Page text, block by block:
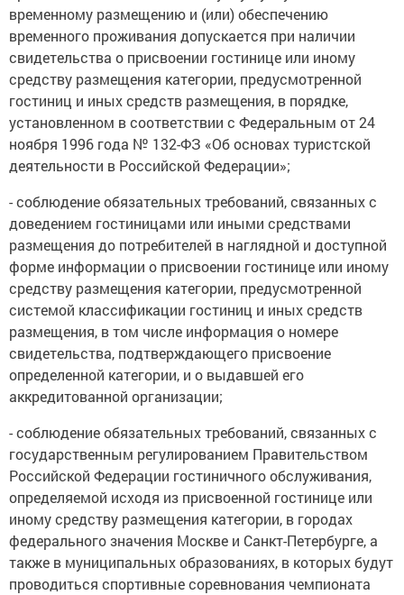
временному размещению и (или) обеспечению
временного проживания допускается при наличии
свидетельства о присвоении гостинице или иному
средству размещения категории, предусмотренной
гостиниц и иных средств размещения, в порядке,
установленном в соответствии с Федеральным от 24
ноября 1996 года № 132-ФЗ «Об основах туристской
деятельности в Российской Федерации»;
- соблюдение обязательных требований, связанных с
доведением гостиницами или иными средствами
размещения до потребителей в наглядной и доступной
форме информации о присвоении гостинице или иному
средству размещения категории, предусмотренной
системой классификации гостиниц и иных средств
размещения, в том числе информация о номере
свидетельства, подтверждающего присвоение
определенной категории, и о выдавшей его
аккредитованной организации;
- соблюдение обязательных требований, связанных с
государственным регулированием Правительством
Российской Федерации гостиничного обслуживания,
определяемой исходя из присвоенной гостинице или
иному средству размещения категории, в городах
федерального значения Москве и Санкт-Петербурге, а
также в муниципальных образованиях, в которых будут
проводиться спортивные соревнования чемпионата